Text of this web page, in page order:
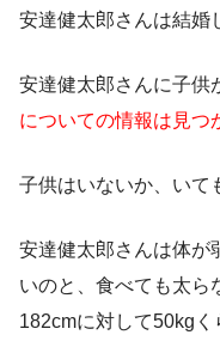
安達健太郎さんは結婚
安達健太郎さんに子供
についての情報は見つ
子供はいないか、いて
安達健太郎さんは体が
いのと、食べても太ら
182cmに対して50kg